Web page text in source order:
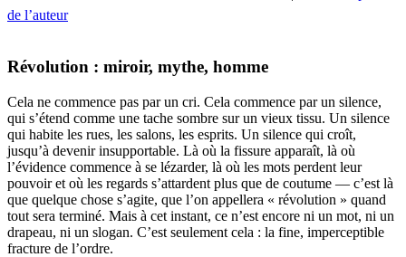
de l’auteur
Révolution : miroir, mythe, homme
Cela ne commence pas par un cri. Cela commence par un silence,
qui s’étend comme une tache sombre sur un vieux tissu. Un silence
qui habite les rues, les salons, les esprits. Un silence qui croît,
jusqu’à devenir insupportable. Là où la fissure apparaît, là où
l’évidence commence à se lézarder, là où les mots perdent leur
pouvoir et où les regards s’attardent plus que de coutume — c’est là
que quelque chose s’agite, que l’on appellera « révolution » quand
tout sera terminé. Mais à cet instant, ce n’est encore ni un mot, ni un
drapeau, ni un slogan. C’est seulement cela : la fine, imperceptible
fracture de l’ordre.